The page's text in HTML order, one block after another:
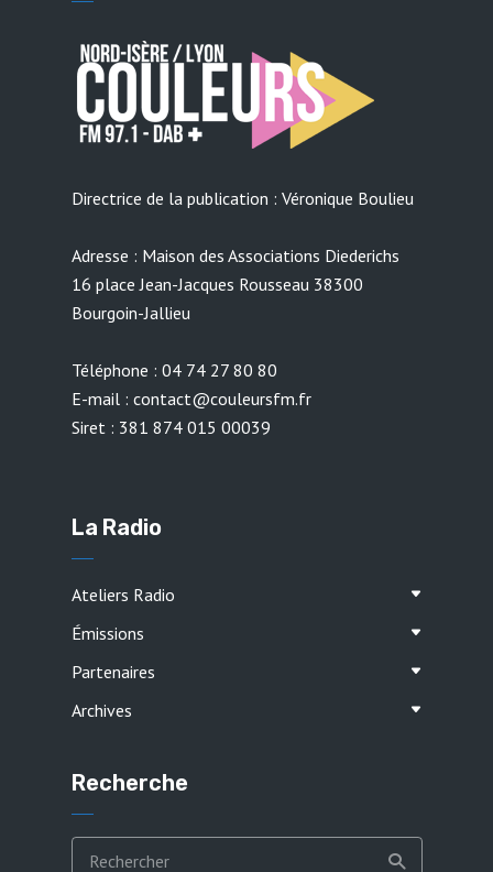
Directrice de la publication : Véronique Boulieu
Adresse : Maison des Associations Diederichs
16 place Jean-Jacques Rousseau 38300
Bourgoin-Jallieu
Téléphone : 04 74 27 80 80
E-mail : contact@couleursfm.fr
Siret : 381 874 015 00039
La Radio
Ateliers Radio
Émissions
Partenaires
Archives
Recherche